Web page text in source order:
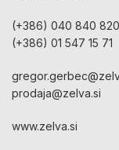
(+386) 040 840 820
(+386) 01 547 15 71
prodaja@zelva.si
www.zelva.si